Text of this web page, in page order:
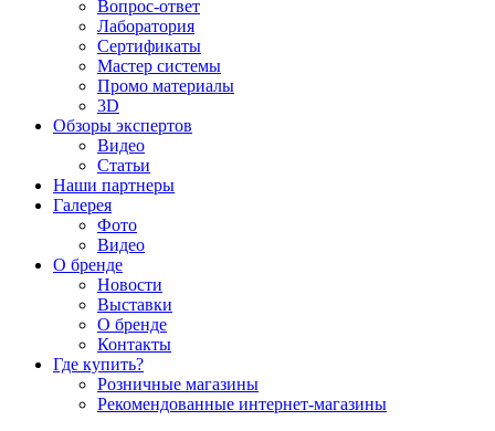
Вопрос-ответ
Лаборатория
Сертификаты
Мастер системы
Промо материалы
3D
Обзоры экспертов
Видео
Статьи
Наши партнеры
Галерея
Фото
Видео
О бренде
Новости
Выставки
О бренде
Контакты
Где купить?
Розничные магазины
Рекомендованные интернет-магазины